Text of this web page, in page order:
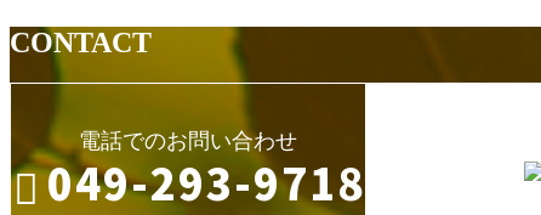
CONTACT
電話でのお問い合わせ
049-293-9718